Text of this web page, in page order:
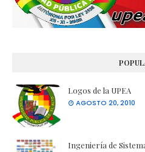
Logos de la UPEA
AGOSTO 20, 2010
Ingeniería de